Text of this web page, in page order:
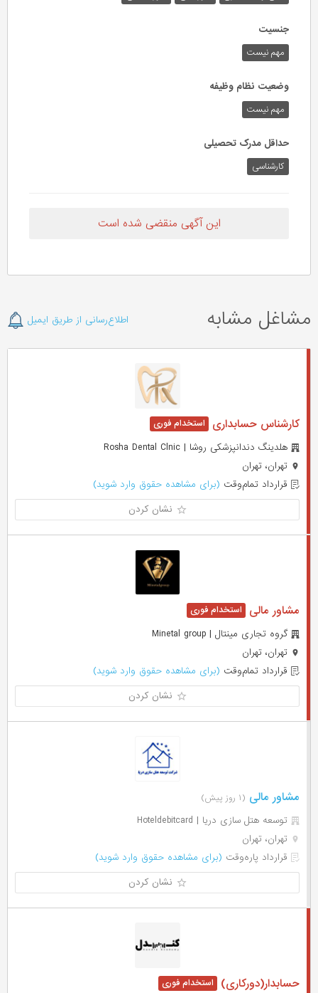
جنسیت
مهم نیست
وضعیت نظام وظیفه
مهم‌ نیست
حداقل مدرک تحصیلی
کارشناسی
این آگهی منقضی شده است
مشاغل مشابه اطلاع‌رسانی از طریق ایمیل
کارشناس حسابداری
هلدینگ دندانپزشکی روشا | Rosha Dental Clnic
تهران، تهران
قرارداد تمام‌وقت (برای مشاهده حقوق وارد شوید)
نشان کردن
مشاور مالی
گروه تجاری مینتال | Minetal group
تهران، تهران
قرارداد تمام‌وقت (برای مشاهده حقوق وارد شوید)
نشان کردن
مشاور مالی (۱ روز پیش)
توسعه هتل سازی دریا | Hoteldebitcard
تهران، تهران
قرارداد پاره‌وقت (برای مشاهده حقوق وارد شوید)
نشان کردن
حسابدار(دورکاری)